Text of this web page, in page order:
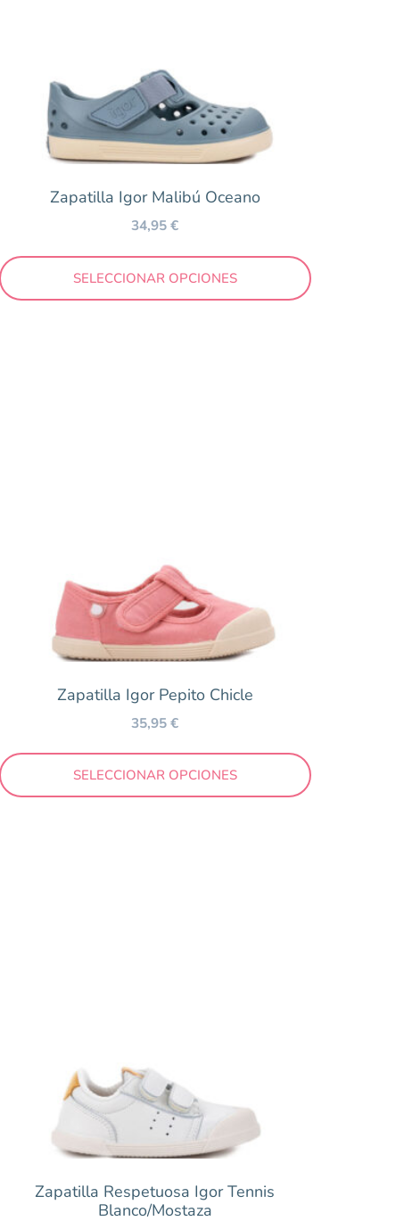
Zapatilla Igor Malibú Oceano
34,95€
SELECCIONAR OPCIONES
Zapatilla Igor Pepito Chicle
35,95€
SELECCIONAR OPCIONES
Zapatilla Respetuosa Igor Tennis
Blanco/Mostaza